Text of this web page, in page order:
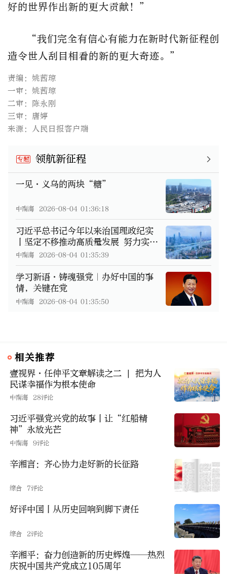
好的世界作出新的更大贡献！”
“我们完全有信心有能力在新时代新征程创
造令世人刮目相看的新的更大奇迹。”
责编：姚茜琼
一审：姚茜琼
二审：陈永刚
三审：唐婷
来源：人民日报客户端
专题 领航新征程
一见·义乌的两块“糖”
中南海 2026-08-04 01:36:18
习近平总书记今年以来治国理政纪实
丨坚定不移推动高质量发展 努力实
现“十五五”良好开局
中南海 2026-08-04 01:35:39
学习新语·铸魂强党｜办好中国的事
情，关键在党
中南海 2026-08-04 01:35:50
相关推荐
壹视界·任仲平文章解读之二 | 把为人
民谋幸福作为根本使命
中南海 28评论
习近平强党兴党的故事丨让“红船精
神”永放光芒
中南海 9评论
辛湘言：齐心协力走好新的长征路
综合 7评论
好评中国丨从历史回响到脚下责任
综合 2评论
辛湘平：奋力创造新的历史辉煌——热烈
庆祝中国共产党成立105周年